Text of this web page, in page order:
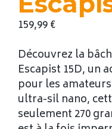
159,99€
Découvrez la
Escapist 15D, un
pour les
ultra-sil nano,
seulement 270